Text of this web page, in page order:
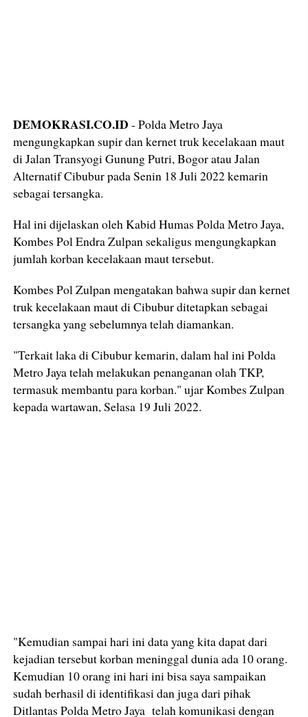
DEMOKRASI.CO.ID - Polda Metro Jaya
mengungkapkan supir dan kernet truk kecelakaan maut
di Jalan Transyogi Gunung Putri, Bogor atau Jalan
Alternatif Cibubur pada Senin 18 Juli 2022 kemarin
sebagai tersangka.
Hal ini dijelaskan oleh Kabid Humas Polda Metro Jaya,
Kombes Pol Endra Zulpan sekaligus mengungkapkan
jumlah korban kecelakaan maut tersebut.
Kombes Pol Zulpan mengatakan bahwa supir dan kernet
truk kecelakaan maut di Cibubur ditetapkan sebagai
tersangka yang sebelumnya telah diamankan.
"Terkait laka di Cibubur kemarin, dalam hal ini Polda
Metro Jaya telah melakukan penanganan olah TKP,
termasuk membantu para korban." ujar Kombes Zulpan
kepada wartawan, Selasa 19 Juli 2022.
"Kemudian sampai hari ini data yang kita dapat dari
kejadian tersebut korban meninggal dunia ada 10 orang.
Kemudian 10 orang ini hari ini bisa saya sampaikan
sudah berhasil di identifikasi dan juga dari pihak
Ditlantas Polda Metro Jaya telah komunikasi dengan